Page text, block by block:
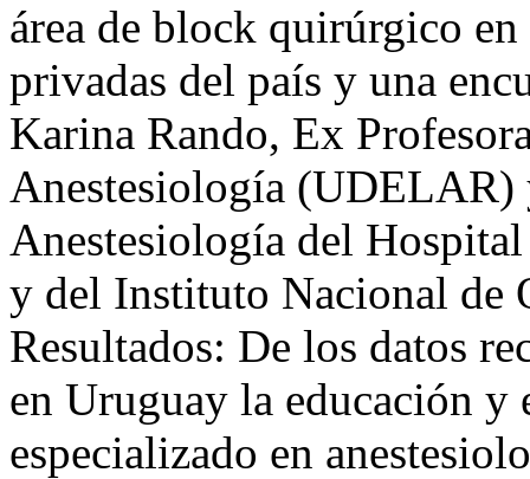
área de block quirúrgico
privadas del país y una
Karina Rando, Ex
Anestesiología (UDELAR)
Anestesiología del
y del Instituto Nacional de
Resultados: De los datos
en Uruguay la educación y
especializado en